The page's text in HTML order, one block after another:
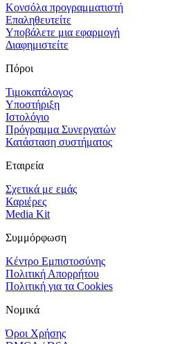
Κονσόλα προγραμματιστή
Επαληθευτείτε
Υποβάλετε μια εφαρμογή
Διαφημιστείτε
Πόροι
Τιμοκατάλογος
Υποστήριξη
Ιστολόγιο
Πρόγραμμα Συνεργατών
Κατάσταση συστήματος
Εταιρεία
Σχετικά με εμάς
Καριέρες
Media Kit
Συμμόρφωση
Κέντρο Εμπιστοσύνης
Πολιτική Απορρήτου
Πολιτική για τα Cookies
Νομικά
Όροι Χρήσης